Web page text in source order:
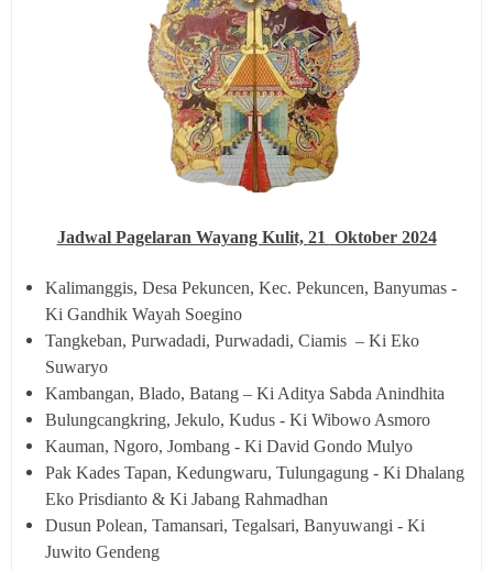
Jadwal Pagelaran Wayang Kulit, 21 Oktober 2024
Kalimanggis, Desa Pekuncen, Kec. Pekuncen, Banyumas -
Ki Gandhik Wayah Soegino
Tangkeban, Purwadadi, Purwadadi, Ciamis – Ki Eko
Suwaryo
Kambangan, Blado, Batang – Ki Aditya Sabda Anindhita
Bulungcangkring, Jekulo, Kudus - Ki Wibowo Asmoro
Kauman, Ngoro, Jombang - Ki David Gondo Mulyo
Pak Kades Tapan, Kedungwaru, Tulungagung - Ki Dhalang
Eko Prisdianto & Ki Jabang Rahmadhan
Dusun Polean, Tamansari, Tegalsari, Banyuwangi - Ki
Juwito Gendeng